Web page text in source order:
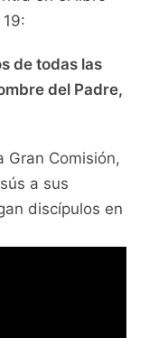
de todas las
del Padre,
Gran Comisión,
a sus
discípulos en